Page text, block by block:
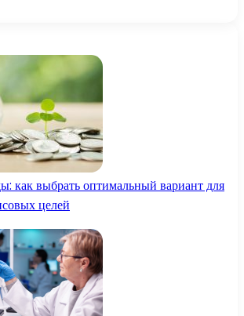
как выбрать оптимальный вариант для
целей